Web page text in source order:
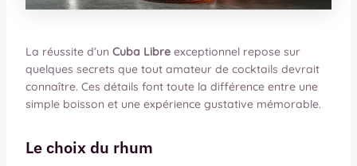
La réussite d’un Cuba Libreexceptionnel repose sur
quelques secrets que tout amateur de cocktails devrait
connaître. Ces détails font toute la différence entre une
simple boisson et une expérience gustative mémorable.
Le choix du rhum